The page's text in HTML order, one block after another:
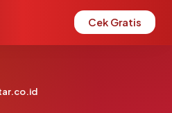
Cek Gratis